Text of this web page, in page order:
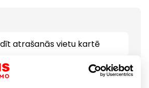
atrašanās vietu kartē